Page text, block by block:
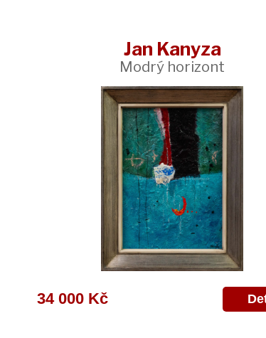
Jan Kanyza
Modrý horizont
34 000 Kč